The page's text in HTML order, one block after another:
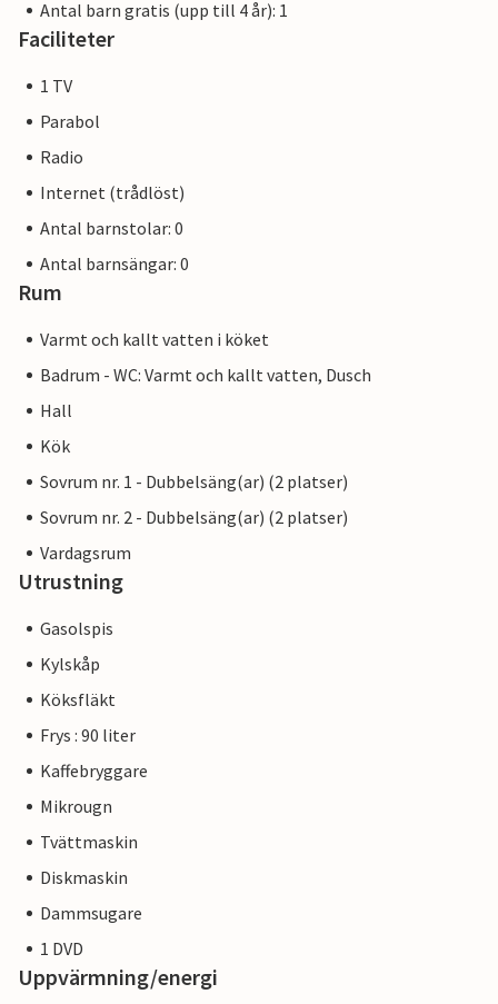
Antal barn gratis (upp till 4 år): 1
Faciliteter
1 TV
Parabol
Radio
Internet (trådlöst)
Antal barnstolar: 0
Antal barnsängar: 0
Rum
Varmt och kallt vatten i köket
Badrum - WC: Varmt och kallt vatten, Dusch
Hall
Kök
Sovrum nr. 1 - Dubbelsäng(ar) (2 platser)
Sovrum nr. 2 - Dubbelsäng(ar) (2 platser)
Vardagsrum
Utrustning
Gasolspis
Kylskåp
Köksfläkt
Frys : 90 liter
Kaffebryggare
Mikrougn
Tvättmaskin
Diskmaskin
Dammsugare
1 DVD
Uppvärmning/energi